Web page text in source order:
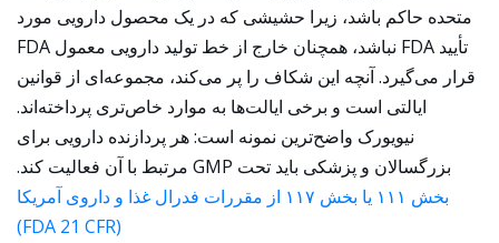
متحده حاکم باشد، زیرا حشیشی که در یک محصول دارویی مورد
تأیید FDA نباشد، همچنان خارج از خط تولید دارویی معمول FDA
قرار می‌گیرد. آنچه این شکاف را پر می‌کند، مجموعه‌ای از قوانین
ایالتی است و برخی ایالت‌ها به موارد خاص‌تری پرداخته‌اند.
نیویورک واضح‌ترین نمونه است: هر پردازنده دارویی برای
بزرگسالان و پزشکی باید تحت GMP مرتبط با آن فعالیت کند.
بخش ۱۱۱ یا بخش ۱۱۷ از مقررات فدرال غذا و داروی آمریکا
(FDA 21 CFR)